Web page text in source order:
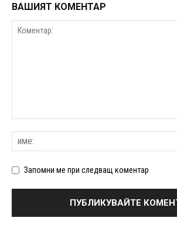
ВАШИЯТ КОМЕНТАР
Запомни ме при следващ коментар